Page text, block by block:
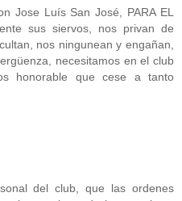
Jose Luís San José, PARA EL
sus siervos, nos privan de
nos ningunean y engañan,
necesitamos en el club
honorable que cese a tanto
del club, que las ordenes